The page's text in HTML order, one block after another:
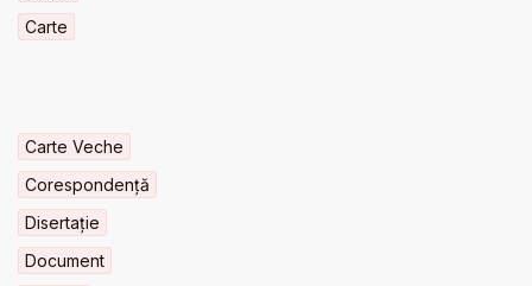
Carte
Carte Veche
Corespondență
Disertație
Document